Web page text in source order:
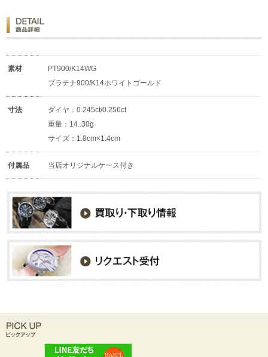
素材
PT900/K14WG
プラチナ900/K14ホワイトゴールド
寸法
ダイヤ：0.245ct/0.256ct
重量：14..30g
サイズ：1.8cm×1.4cm
付属品 当店オリジナルケース付き